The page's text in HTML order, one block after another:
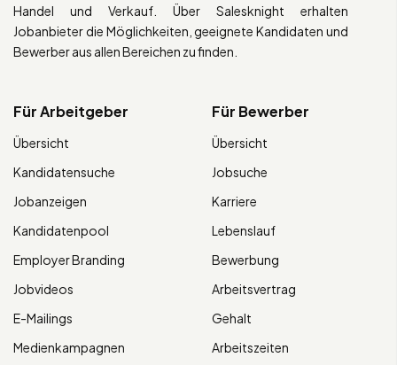
Handel und Verkauf. Über Salesknight erhalten
Jobanbieter die Möglichkeiten, geeignete Kandidaten und
Bewerber aus allen Bereichen zu finden.
Für Arbeitgeber
Übersicht
Kandidatensuche
Jobanzeigen
Kandidatenpool
Employer Branding
Jobvideos
E-Mailings
Medienkampagnen
Für Bewerber
Übersicht
Jobsuche
Karriere
Lebenslauf
Bewerbung
Arbeitsvertrag
Gehalt
Arbeitszeiten